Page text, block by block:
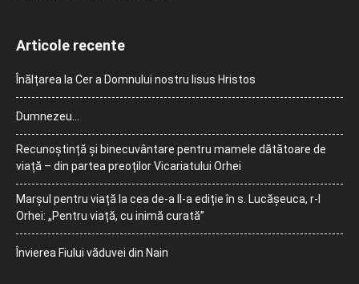
Articole recente
Înălțarea la Cer a Domnului nostru Iisus Hristos
Dumnezeu…
Recunoștință și binecuvântare pentru mamele dătătoare de
viață – din partea preoților Vicariatului Orhei
Marșul pentru viață la cea de-a II-a ediție în s. Lucășeuca, r-l
Orhei: „Pentru viață, cu inimă curată”
Învierea Fiului văduvei din Nain